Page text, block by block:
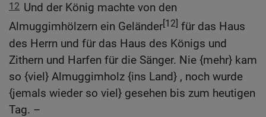
12 Und der König machte von den
Almuggimhölzern ein Geländer[12] für das Haus
des Herrn und für das Haus des Königs und
Zithern und Harfen für die Sänger. Nie {mehr} kam
so {viel} Almuggimholz {ins Land} , noch wurde
{jemals wieder so viel} gesehen bis zum heutigen
Tag. –